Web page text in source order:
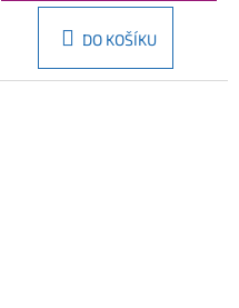
DO KOŠÍKU